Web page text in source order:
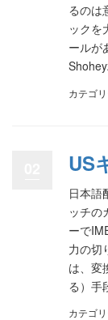
るのは
ックを
ールが
カテゴ
US
日本語
ッチの
ーで
力の切
は、変
る）手
カテゴ